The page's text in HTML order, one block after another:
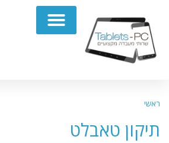
ראשי
תיקון טאבלט